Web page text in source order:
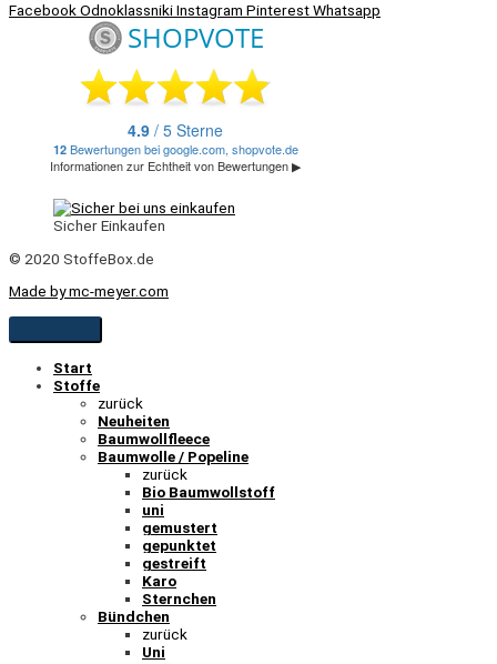
FacebookOdnoklassnikiInstagram PinterestWhatsapp
Sicher Einkaufen
© 2020 StoffeBox.de
Made by mc-meyer.com
Start
Stoffe
zurück
Neuheiten
Baumwollfleece
Baumwolle / Popeline
zurück
Bio Baumwollstoff
uni
gemustert
gepunktet
gestreift
Karo
Sternchen
Bündchen
zurück
Uni